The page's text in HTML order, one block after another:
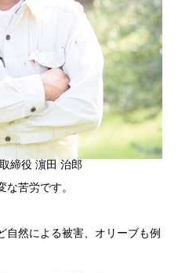
締役 濵田 治郎
苦労です。
自然による被害、オリーブも例